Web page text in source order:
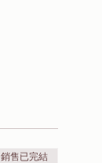
銷售已完結